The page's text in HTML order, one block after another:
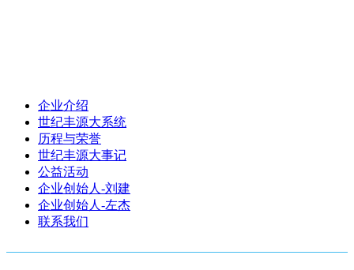
企业介绍
世纪丰源大系统
历程与荣誉
世纪丰源大事记
公益活动
企业创始人-刘建
企业创始人-左杰
联系我们